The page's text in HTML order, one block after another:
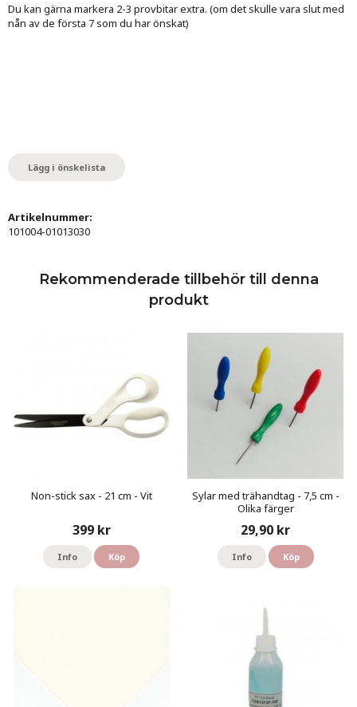
Du kan gärna markera 2-3 provbitar extra. (om det skulle vara slut med
nån av de första 7 som du har önskat)
Lägg i önskelista
Artikelnummer:
101004-01013030
Rekommenderade tillbehör till denna
produkt
Non-stick sax - 21 cm - Vit
399 kr
Info Köp
Sylar med trähandtag - 7,5 cm -
Olika färger
29,90 kr
Info Köp